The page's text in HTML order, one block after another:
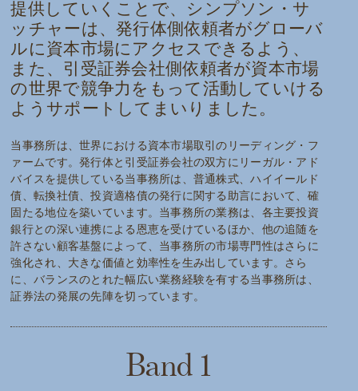
提供していくことで、シンプソン・サ
ッチャーは、発行体側依頼者がグローバ
ルに資本市場にアクセスできるよう、
また、引受証券会社側依頼者が資本市場
の世界で競争力をもって活動していける
ようサポートしてまいりました。
当事務所は、世界における資本市場取引のリーディング・フ
ァームです。発行体と引受証券会社の双方にリーガル・アド
バイスを提供している当事務所は、普通株式、ハイイールド
債、転換社債、投資適格債の発行に関する助言において、確
固たる地位を築いています。当事務所の業務は、各主要投資
銀行との深い連携による恩恵を受けているほか、他の追随を
許さない顧客基盤によって、当事務所の市場専門性はさらに
強化され、大きな価値と効率性を生み出しています。さら
に、バランスのとれた幅広い業務経験を有する当事務所は、
証券法の発展の先陣を切っています。
Band 1